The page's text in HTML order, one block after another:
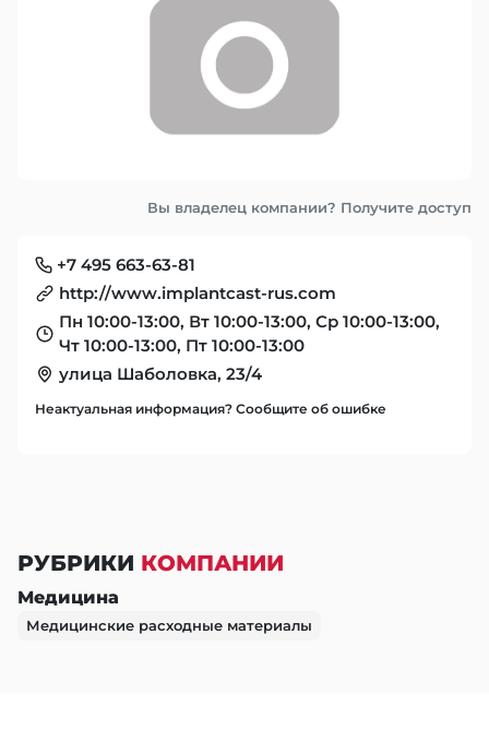
Вы владелец компании? Получите доступ
+7 495 663-63-81
http://www.implantcast-rus.com
Пн 10:00-13:00, Вт 10:00-13:00, Ср 10:00-13:00,
Чт 10:00-13:00, Пт 10:00-13:00
улица Шаболовка, 23/4
Неактуальная информация? Сообщите об ошибке
РУБРИКИ КОМПАНИИ
Медицина
Медицинские расходные материалы